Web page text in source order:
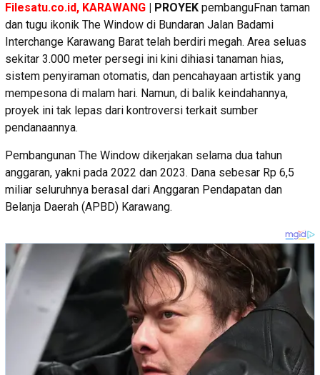
Filesatu.co.id, KARAWANG | PROYEK pembanguFnan taman
dan tugu ikonik The Window di Bundaran Jalan Badami
Interchange Karawang Barat telah berdiri megah. Area seluas
sekitar 3.000 meter persegi ini kini dihiasi tanaman hias,
sistem penyiraman otomatis, dan pencahayaan artistik yang
mempesona di malam hari. Namun, di balik keindahannya,
proyek ini tak lepas dari kontroversi terkait sumber
pendanaannya.
Pembangunan The Window dikerjakan selama dua tahun
anggaran, yakni pada 2022 dan 2023. Dana sebesar Rp 6,5
miliar seluruhnya berasal dari Anggaran Pendapatan dan
Belanja Daerah (APBD) Karawang.